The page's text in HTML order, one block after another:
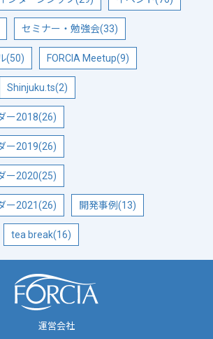
セミナー・勉強会(33)
(50) FORCIA Meetup(9)
Shinjuku.ts(2)
ー2018(26)
ー2019(26)
ー2020(25)
ー2021(26) 開発事例(13)
tea break(16)
運営会社